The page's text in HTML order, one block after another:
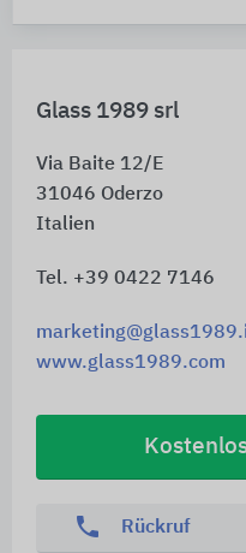
Glass 1989 srl
Via Baite 12/E
31046 Oderzo
Italien
Tel. +39 0422 7146
www.glass1989.com
phone Rückruf